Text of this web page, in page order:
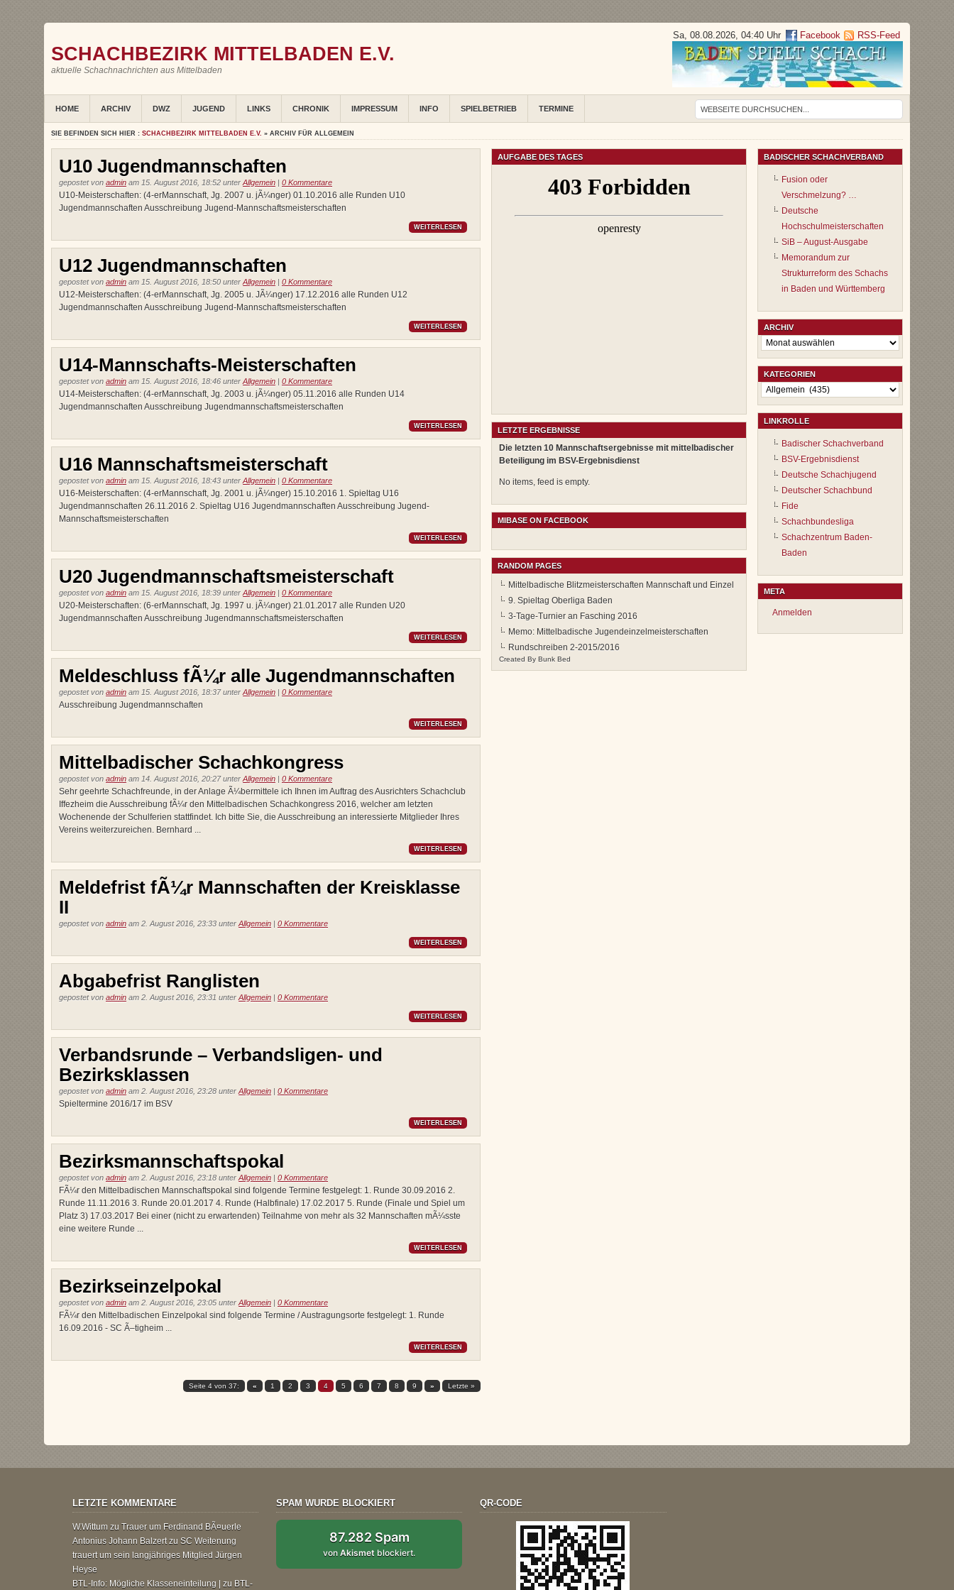
SCHACHBEZIRK MITTELBADEN E.V.
aktuelle Schachnachrichten aus Mittelbaden
Sa, 08.08.2026, 04:40 Uhr Facebook RSS-Feed
HOME ARCHIV DWZ JUGEND LINKS CHRONIK IMPRESSUM INFO SPIELBETRIEB TERMINE
SIE BEFINDEN SICH HIER : SCHACHBEZIRK MITTELBADEN E.V. » ARCHIV FÜR ALLGEMEIN
U10 Jugendmannschaften
gepostet von admin am 15. August 2016, 18:52 unterAllgemein 0 Kommentare
U10-Meisterschaften: (4-erMannschaft, Jg. 2007 u. jÃ¼nger) 01.10.2016 alle Runden U10
Jugendmannschaften Ausschreibung Jugend-Mannschaftsmeisterschaften
WEITERLESEN
U12 Jugendmannschaften
gepostet von admin am 15. August 2016, 18:50 unterAllgemein 0 Kommentare
U12-Meisterschaften: (4-erMannschaft, Jg. 2005 u. JÃ¼nger) 17.12.2016 alle Runden U12
Jugendmannschaften Ausschreibung Jugend-Mannschaftsmeisterschaften
WEITERLESEN
U14-Mannschafts-Meisterschaften
gepostet von admin am 15. August 2016, 18:46 unterAllgemein 0 Kommentare
U14-Meisterschaften: (4-erMannschaft, Jg. 2003 u. jÃ¼nger) 05.11.2016 alle Runden U14
Jugendmannschaften Ausschreibung Jugendmannschaftsmeisterschaften
WEITERLESEN
U16 Mannschaftsmeisterschaft
gepostet von admin am 15. August 2016, 18:43 unterAllgemein 0 Kommentare
U16-Meisterschaften: (4-erMannschaft, Jg. 2001 u. jÃ¼nger) 15.10.2016 1. Spieltag U16
Jugendmannschaften 26.11.2016 2. Spieltag U16 Jugendmannschaften Ausschreibung Jugend-
Mannschaftsmeisterschaften
WEITERLESEN
U20 Jugendmannschaftsmeisterschaft
gepostet von admin am 15. August 2016, 18:39 unterAllgemein 0 Kommentare
U20-Meisterschaften: (6-erMannschaft, Jg. 1997 u. jÃ¼nger) 21.01.2017 alle Runden U20
Jugendmannschaften Ausschreibung Jugendmannschaftsmeisterschaften
WEITERLESEN
Meldeschluss fÃ¼r alle Jugendmannschaften
gepostet von admin am 15. August 2016, 18:37 unterAllgemein 0 Kommentare
Ausschreibung Jugendmannschaften
WEITERLESEN
Mittelbadischer Schachkongress
gepostet von admin am 14. August 2016, 20:27 unterAllgemein 0 Kommentare
Sehr geehrte Schachfreunde, in der Anlage Ã¼bermittele ich Ihnen im Auftrag des Ausrichters Schachclub
Iffezheim die Ausschreibung fÃ¼r den Mittelbadischen Schachkongress 2016, welcher am letzten
Wochenende der Schulferien stattfindet. Ich bitte Sie, die Ausschreibung an interessierte Mitglieder Ihres
Vereins weiterzureichen. Bernhard ...
WEITERLESEN
Meldefrist fÃ¼r Mannschaften der Kreisklasse
II
gepostet von admin am 2. August 2016, 23:33 unterAllgemein 0 Kommentare
WEITERLESEN
Abgabefrist Ranglisten
gepostet von admin am 2. August 2016, 23:31 unterAllgemein 0 Kommentare
WEITERLESEN
Verbandsrunde – Verbandsligen- und
Bezirksklassen
gepostet von admin am 2. August 2016, 23:28 unterAllgemein 0 Kommentare
Spieltermine 2016/17 im BSV
WEITERLESEN
Bezirksmannschaftspokal
gepostet von admin am 2. August 2016, 23:18 unterAllgemein 0 Kommentare
FÃ¼r den Mittelbadischen Mannschaftspokal sind folgende Termine festgelegt: 1. Runde 30.09.2016 2.
Runde 11.11.2016 3. Runde 20.01.2017 4. Runde (Halbfinale) 17.02.2017 5. Runde (Finale und Spiel um
Platz 3) 17.03.2017 Bei einer (nicht zu erwartenden) Teilnahme von mehr als 32 Mannschaften mÃ¼sste
eine weitere Runde ...
WEITERLESEN
Bezirkseinzelpokal
gepostet von admin am 2. August 2016, 23:05 unterAllgemein 0 Kommentare
FÃ¼r den Mittelbadischen Einzelpokal sind folgende Termine / Austragungsorte festgelegt: 1. Runde
16.09.2016 - SC Ã–tigheim ...
WEITERLESEN
Seite 4 von 37: « 1 2 3 4 5 6 7 8 9 » Letzte »
AUFGABE DES TAGES
LETZTE ERGEBNISSE
Die letzten 10 Mannschaftsergebnisse mit mittelbadischer
Beteiligung im BSV-Ergebnisdienst
No items, feed is empty.
MIBASE ON FACEBOOK
RANDOM PAGES
Mittelbadische Blitzmeisterschaften Mannschaft und Einzel
9. Spieltag Oberliga Baden
3-Tage-Turnier an Fasching 2016
Memo: Mittelbadische Jugendeinzelmeisterschaften
Rundschreiben 2-2015/2016
Created By Bunk Bed
BADISCHER SCHACHVERBAND
Fusion oder
Verschmelzung? …
Deutsche
Hochschulmeisterschaften
SiB – August-Ausgabe
Memorandum zur
Strukturreform des Schachs
in Baden und Württemberg
ARCHIV
Archiv
KATEGORIEN
Kategorien
LINKROLLE
Badischer Schachverband
BSV-Ergebnisdienst
Deutsche Schachjugend
Deutscher Schachbund
Fide
Schachbundesliga
Schachzentrum Baden-
Baden
META
Anmelden
LETZTE KOMMENTARE
W.Wittum zu Trauer um Ferdinand BÃ¤uerle
Antonius Johann Balzertzu SC Weitenung
trauert um sein langjähriges Mitglied Jürgen
Heyse
BTL-Info: Mögliche Klasseneinteilung |
zu BTL-
SPAM WURDE BLOCKIERT
87.282 Spam
vonAkismet blockiert.
QR-CODE